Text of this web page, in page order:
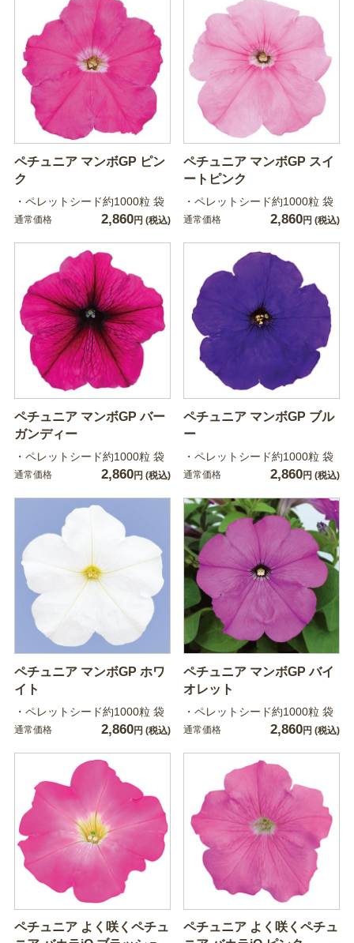
ペチュニア マンボGP ピン
ク
・ペレットシード約1000粒 袋
通常価格 2,860円 (税込)
ペチュニア マンボGP スイ
ートピンク
・ペレットシード約1000粒 袋
通常価格 2,860円 (税込)
ペチュニア マンボGP バー
ガンディー
・ペレットシード約1000粒 袋
通常価格 2,860円 (税込)
ペチュニア マンボGP ブル
ー
・ペレットシード約1000粒 袋
通常価格 2,860円 (税込)
ペチュニア マンボGP ホワ
イト
・ペレットシード約1000粒 袋
通常価格 2,860円 (税込)
ペチュニア マンボGP バイ
オレット
・ペレットシード約1000粒 袋
通常価格 2,860円 (税込)
ペチュニア よく咲くペチュ
ペチュニア よく咲くペチュ